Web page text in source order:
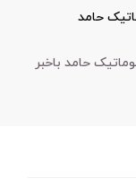
حامد
حامد باخبر